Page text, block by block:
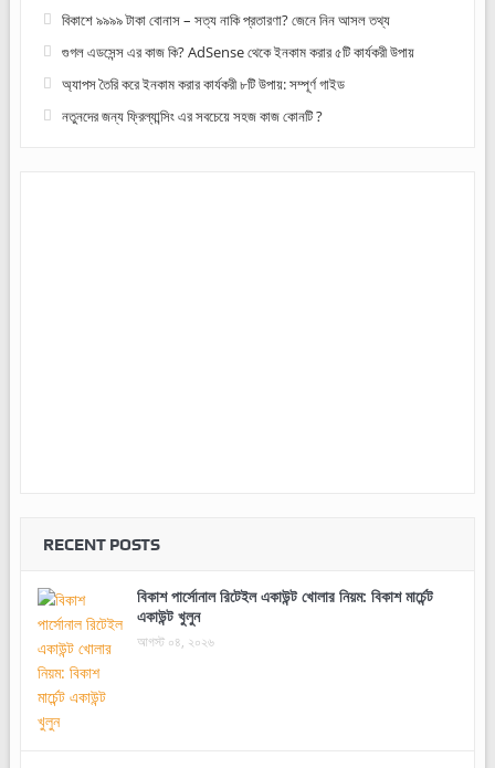
বিকাশে ৯৯৯৯ টাকা বোনাস – সত্য নাকি প্রতারণা? জেনে নিন আসল তথ্য
গুগল এডসেন্স এর কাজ কি? AdSense থেকে ইনকাম করার ৫টি কার্যকরী উপায়
অ্যাপস তৈরি করে ইনকাম করার কার্যকরী ৮টি উপায়: সম্পূর্ণ গাইড
নতুনদের জন্য ফ্রিল্যান্সিং এর সবচেয়ে সহজ কাজ কোনটি ?
RECENT POSTS
বিকাশ পার্সোনাল রিটেইল একাউন্ট খোলার নিয়ম: বিকাশ মার্চেন্ট
একাউন্ট খুলুন
আগস্ট ০৪, ২০২৬